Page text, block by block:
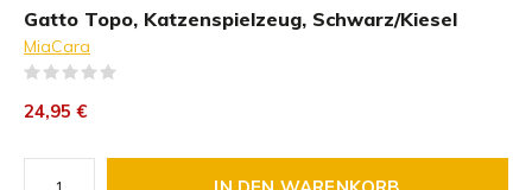
Gatto Topo, Katzenspielzeug, Schwarz/Kiesel
MiaCara
24,95 €